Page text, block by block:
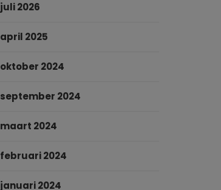
juli 2026
april 2025
oktober 2024
september 2024
maart 2024
februari 2024
januari 2024